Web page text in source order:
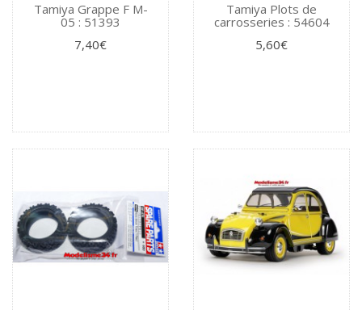
Tamiya Grappe F M-
05 : 51393
7,40€
Tamiya Plots de
carrosseries : 54604
5,60€